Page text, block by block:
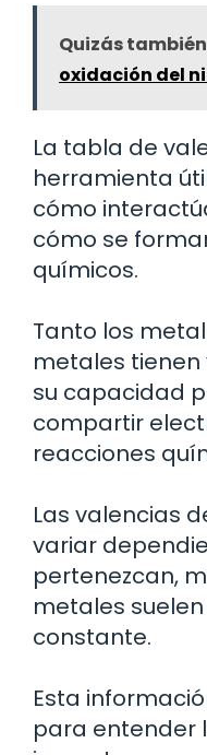
Quizás
oxidación del
La tabla de
herramienta
cómo
cómo se
químicos.
Tanto los
metales tienen
su capacidad
compartir
reacciones
Las valencias
variar
pertenezcan,
metales
constante.
Esta
para entender